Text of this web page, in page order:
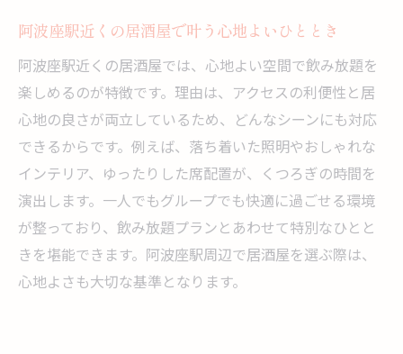
個室や貸切ができる居酒屋で特別な宴会を
雰囲気が自慢の居酒屋で印象的な飲み会を
居酒屋選びで雰囲気を大切にしたい理由
宴会向き居酒屋で楽しい時間を過ごす秘訣
自分好みの居酒屋を見つけるための秘訣
居酒屋選びで自分らしい飲み放題を見つけ
る方法
口コミやレビューを活用した居酒屋探しの
コツ
阿波座駅近くの居酒屋で叶う心地よいひととき
阿波座駅近くの居酒屋では、心地よい空間で飲み放題を
楽しめるのが特徴です。理由は、アクセスの利便性と居
心地の良さが両立しているため、どんなシーンにも対応
できるからです。例えば、落ち着いた照明やおしゃれな
インテリア、ゆったりした席配置が、くつろぎの時間を
演出します。一人でもグループでも快適に過ごせる環境
が整っており、飲み放題プランとあわせて特別なひとと
きを堪能できます。阿波座駅周辺で居酒屋を選ぶ際は、
心地よさも大切な基準となります。